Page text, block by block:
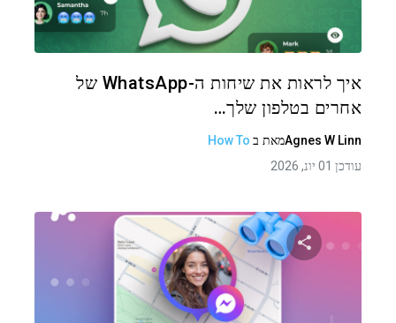
איך לראות את שיחות ה-WhatsApp של
אחרים בטלפון שלך…
Agnes W Linnמאת ב How To
עודכן 01 יונ, 2026
שתף מאמר זה